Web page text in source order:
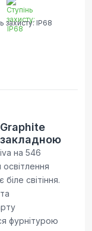
захисту: IP68
на 546
світіння.
фурнітурою